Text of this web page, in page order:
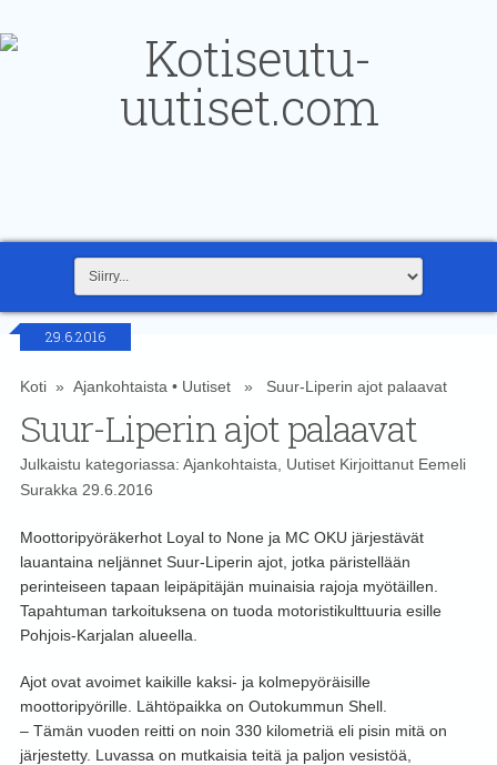
29.6.2016
Koti» Ajankohtaista • Uutiset» Suur-Liperin ajot palaavat
Suur-Liperin ajot palaavat
Julkaistu kategoriassa: Ajankohtaista UutisetKirjoittanut Eemeli
Surakka 29.6.2016
Moottoripyöräkerhot Loyal to None ja MC OKU järjestävät
lauantaina neljännet Suur-Liperin ajot, jotka päristellään
perinteiseen tapaan leipäpitäjän muinaisia rajoja myötäillen.
Tapahtuman tarkoituksena on tuoda motoristikulttuuria esille
Pohjois-Karjalan alueella.
Ajot ovat avoimet kaikille kaksi- ja kolmepyöräisille
moottoripyörille. Lähtöpaikka on Outokummun Shell.
– Tämän vuoden reitti on noin 330 kilometriä eli pisin mitä on
järjestetty. Luvassa on mutkaisia teitä ja paljon vesistöä,